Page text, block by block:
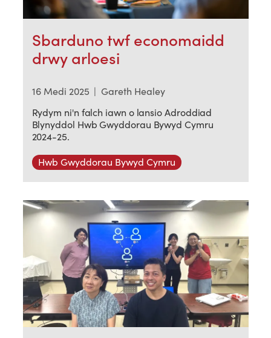
Sbarduno twf economaidd
drwy arloesi
16 Medi 2025 | Gareth Healey
Rydym ni'n falch iawn o lansio Adroddiad
Blynyddol Hwb Gwyddorau Bywyd Cymru
2024-25.
Hwb Gwyddorau Bywyd Cymru